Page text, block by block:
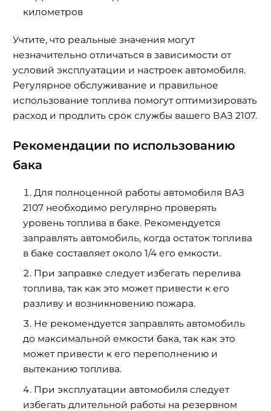
километров
Учтите, что реальные значения могут
незначительно отличаться в зависимости от
условий эксплуатации и настроек автомобиля.
Регулярное обслуживание и правильное
использование топлива помогут оптимизировать
расход и продлить срок службы вашего ВАЗ 2107.
Рекомендации по использованию
бака
Для полноценной работы автомобиля ВАЗ
2107 необходимо регулярно проверять
уровень топлива в баке. Рекомендуется
заправлять автомобиль, когда остаток топлива
в баке составляет около 1/4 его емкости.
При заправке следует избегать перелива
топлива, так как это может привести к его
разливу и возникновению пожара.
Не рекомендуется заправлять автомобиль
до максимальной емкости бака, так как это
может привести к его переполнению и
вытеканию топлива.
При эксплуатации автомобиля следует
избегать длительной работы на резервном